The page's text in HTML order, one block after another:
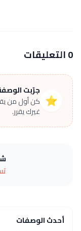
0 التعليقات
⭐
جرّبت
كن أول من
غيرك يقرر.
أحدث الوصفات